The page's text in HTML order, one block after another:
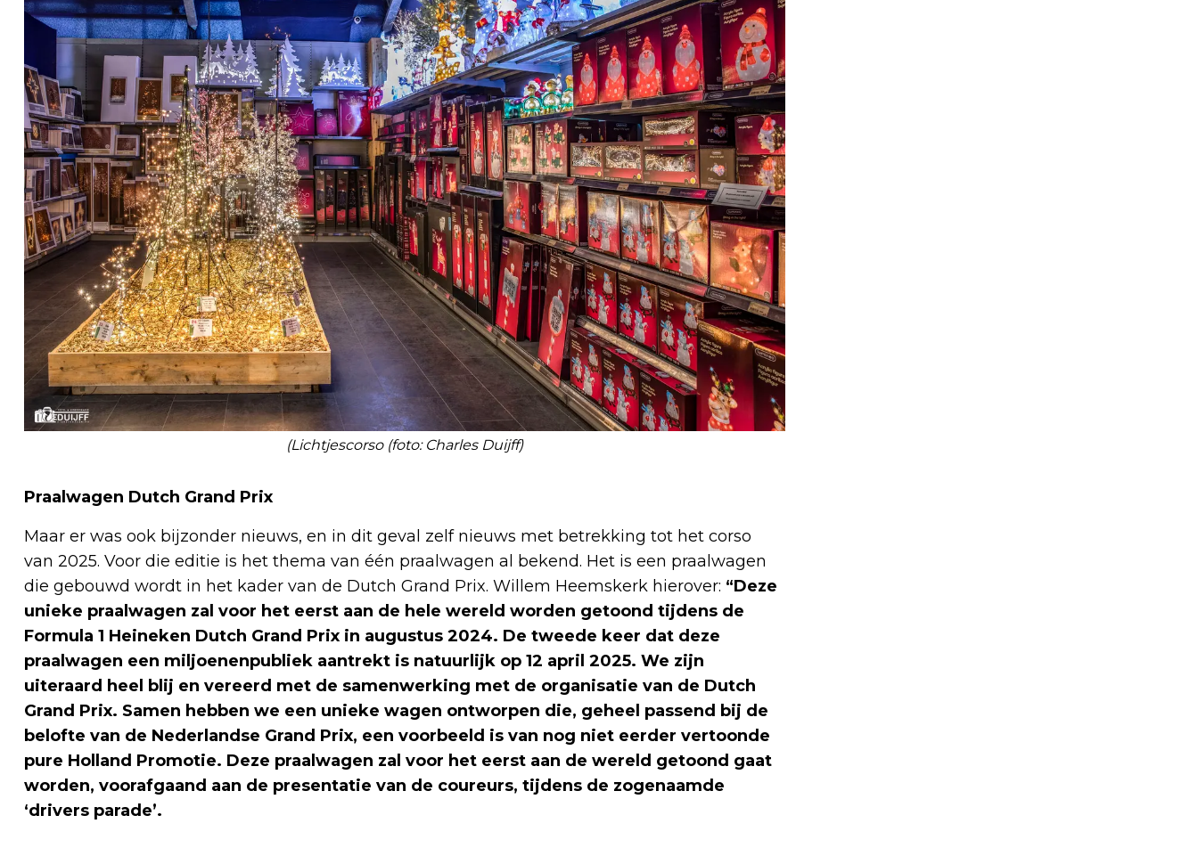
(Lichtjescorso (foto: Charles Duijff)
Praalwagen Dutch Grand Prix
Maar er was ook bijzonder nieuws, en in dit geval zelf nieuws met betrekking tot het corso
van 2025. Voor die editie is het thema van één praalwagen al bekend. Het is een praalwagen
die gebouwd wordt in het kader van de Dutch Grand Prix. Willem Heemskerk hierover: “Deze
unieke praalwagen zal voor het eerst aan de hele wereld worden getoond tijdens de
Formula 1 Heineken Dutch Grand Prix in augustus 2024. De tweede keer dat deze
praalwagen een miljoenenpubliek aantrekt is natuurlijk op 12 april 2025. We zijn
uiteraard heel blij en vereerd met de samenwerking met de organisatie van de Dutch
Grand Prix. Samen hebben we een unieke wagen ontworpen die, geheel passend bij de
belofte van de Nederlandse Grand Prix, een voorbeeld is van nog niet eerder vertoonde
pure Holland Promotie. Deze praalwagen zal voor het eerst aan de wereld getoond gaat
worden, voorafgaand aan de presentatie van de coureurs, tijdens de zogenaamde
‘drivers parade’.